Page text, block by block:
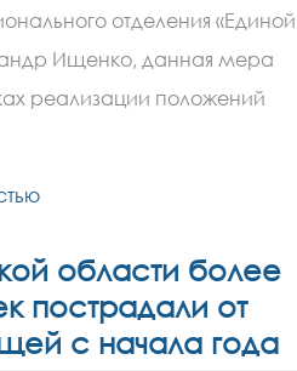
отделения «Единой
Ищенко, данная мера
реализации положений
области более
пострадали от
с начала года